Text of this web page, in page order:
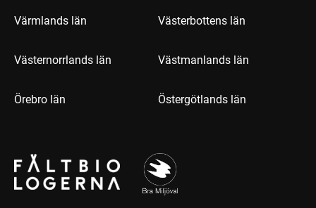
Värmlands län Västerbottens län
Västernorrlands län Västmanlands län
Örebro län Östergötlands län